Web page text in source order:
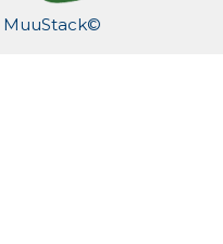
MuuStack©